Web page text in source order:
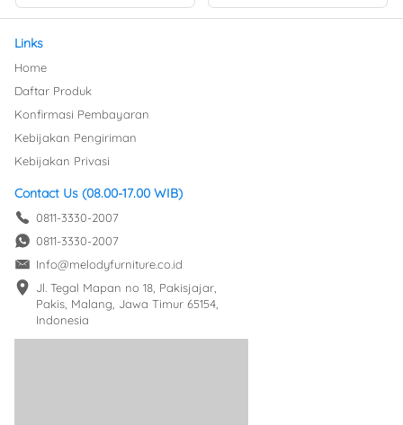
Links
Home
Daftar Produk
Konfirmasi Pembayaran
Kebijakan Pengiriman
Kebijakan Privasi
Contact Us (08.00-17.00 WIB)
0811-3330-2007
0811-3330-2007
Info@melodyfurniture.co.id
Jl. Tegal Mapan no 18, Pakisjajar,
Pakis, Malang, Jawa Timur 65154,
Indonesia